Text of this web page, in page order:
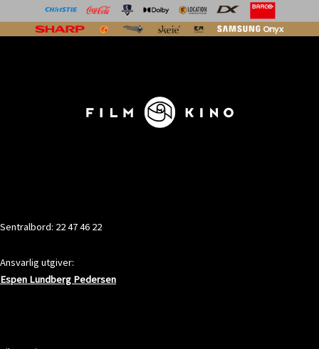
Sentralbord: 22 47 46 22
Ansvarlig utgiver:
Espen Lundberg Pedersen